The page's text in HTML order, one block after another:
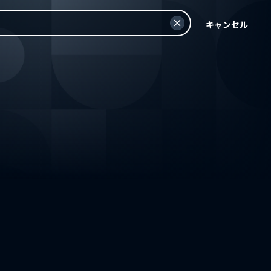
キャンセル